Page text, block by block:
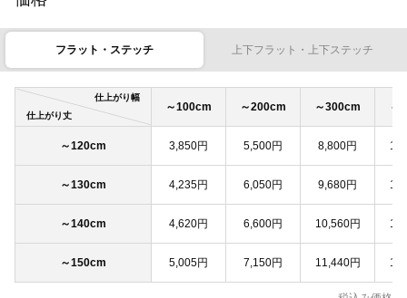
フラット・ステッチ 上下フラット・上下ステッチ
仕上がり幅
仕上がり丈
～100cm ～200cm ～300cm ～
～120cm 3,850円 5,500円 8,800円
～130cm 4,235円 6,050円 9,680円
～140cm 4,620円 6,600円 10,560円
～150cm 5,005円 7,150円 11,440円